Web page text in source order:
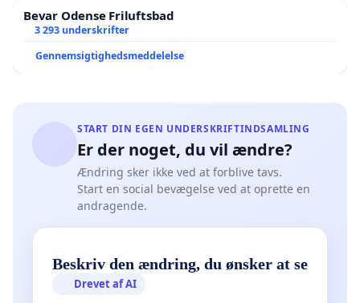
Bevar Odense Friluftsbad
3 293 underskrifter
Gennemsigtighedsmeddelelse
START DIN EGEN UNDERSKRIFTINDSAMLING
Er der noget, du vil ændre?
Ændring sker ikke ved at forblive tavs.
Start en social bevægelse ved at oprette en
andragende.
Beskriv den ændring, du ønsker at se
Drevet af AI